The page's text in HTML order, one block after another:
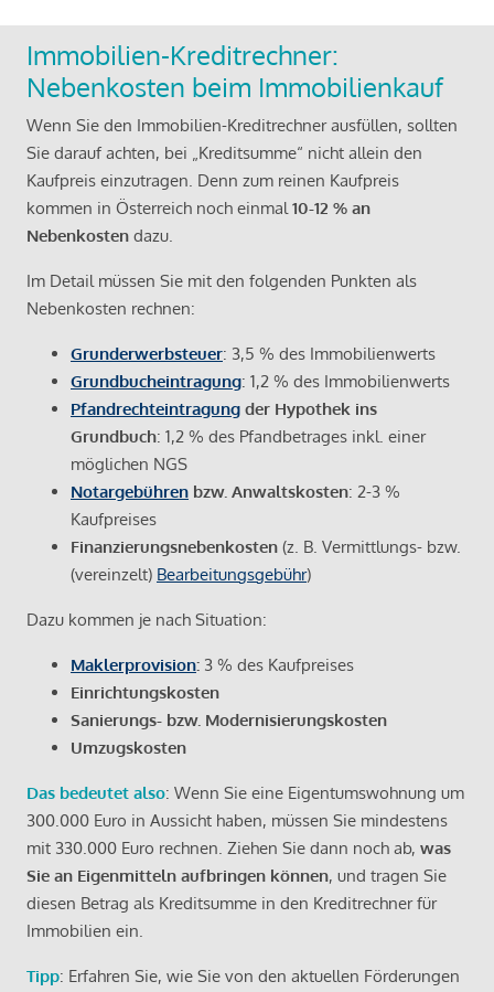
Immobilien-Kreditrechner:
Nebenkosten beim Immobilienkauf
Wenn Sie den Immobilien-Kreditrechner ausfüllen, sollten
Sie darauf achten, bei „Kreditsumme“ nicht allein den
Kaufpreis einzutragen. Denn zum reinen Kaufpreis
kommen in Österreich noch einmal10-12 % an
Nebenkosten dazu.
Im Detail müssen Sie mit den folgenden Punkten als
Nebenkosten rechnen:
Grunderwerbsteuer: 3,5 % des Immobilienwerts
Grundbucheintragung: 1,2 % des Immobilienwerts
Pfandrechteintragung der Hypothek ins
Grundbuch: 1,2 % des Pfandbetrages inkl. einer
möglichen NGS
Notargebühren bzw. Anwaltskosten: 2-3 %
Kaufpreises
Finanzierungsnebenkosten (z. B. Vermittlungs- bzw.
(vereinzelt) Bearbeitungsgebühr)
Dazu kommen je nach Situation:
Maklerprovision: 3 % des Kaufpreises
Einrichtungskosten
Sanierungs- bzw. Modernisierungskosten
Umzugskosten
Das bedeutet also: Wenn Sie eine Eigentumswohnung um
300.000 Euro in Aussicht haben, müssen Sie mindestens
mit 330.000 Euro rechnen. Ziehen Sie dann noch ab, was
Sie an Eigenmitteln aufbringen können, und tragen Sie
diesen Betrag als Kreditsumme in den Kreditrechner für
Immobilien ein.
Tipp: Erfahren Sie, wie Sie von den aktuellen Förderungen